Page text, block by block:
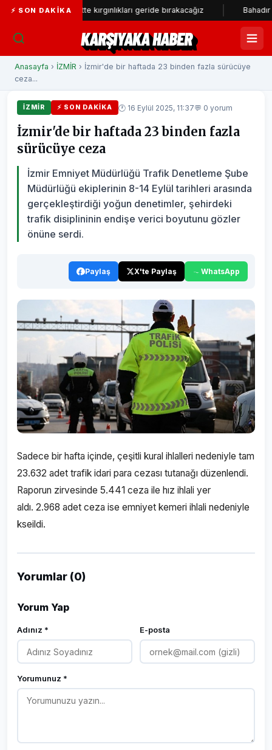
⚡ SON DAKIKA
Örgütte kırgınlıkları geride bırakacağız Bahadır Kul:
KARŞIYAKA HABER
Anasayfa › İZMİR › İzmir'de bir haftada 23 binden fazla sürücüye
ceza...
İZMİR ⚡ SON DAKIKA 🕐 16 Eylül 2025, 11:37💬 0 yorum
İzmir'de bir haftada 23 binden fazla
sürücüye ceza
İzmir Emniyet Müdürlüğü Trafik Denetleme Şube
Müdürlüğü ekiplerinin 8-14 Eylül tarihleri arasında
gerçekleştirdiği yoğun denetimler, şehirdeki
trafik disiplininin endişe verici boyutunu gözler
önüne serdi.
Paylaş X'te Paylaş WhatsApp
Sadece bir hafta içinde, çeşitli kural ihlalleri nedeniyle tam
23.632 adet trafik idari para cezası tutanağı düzenlendi.
Raporun zirvesinde 5.441 ceza ile hız ihlali yer
aldı. 2.968 adet ceza ise emniyet kemeri ihlali nedeniyle
kseildi.
Yorumlar (0)
Yorum Yap
Adınız * E-posta
Yorumunuz *